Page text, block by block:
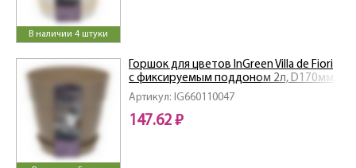
В наличии 4 штуки
Артикул: IG660110047
Горшок для цветов InGreen Villa de Fiori
с фиксируемым поддоном 2л, D170мм,
молочный шоколад
147.62 ₽